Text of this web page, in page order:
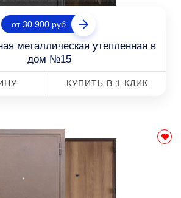
от 30 900 руб.
металлическая утепленная в
дом №15
КУПИТЬ В 1 КЛИК